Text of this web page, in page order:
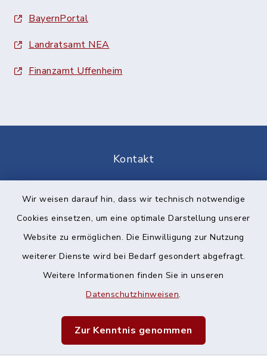
Wir weisen darauf hin, dass wir technisch notwendige
Cookies einsetzen, um eine optimale Darstellung unserer
Website zu ermöglichen. Die Einwilligung zur Nutzung
weiterer Dienste wird bei Bedarf gesondert abgefragt.
Weitere Informationen finden Sie in unseren
Datenschutzhinweisen.
Zur Kenntnis genommen
BayernPortal
Landratsamt NEA
Finanzamt Uffenheim
Kontakt
Datenschutz
Impressum
Sitemap
Cookie-Einstellungen